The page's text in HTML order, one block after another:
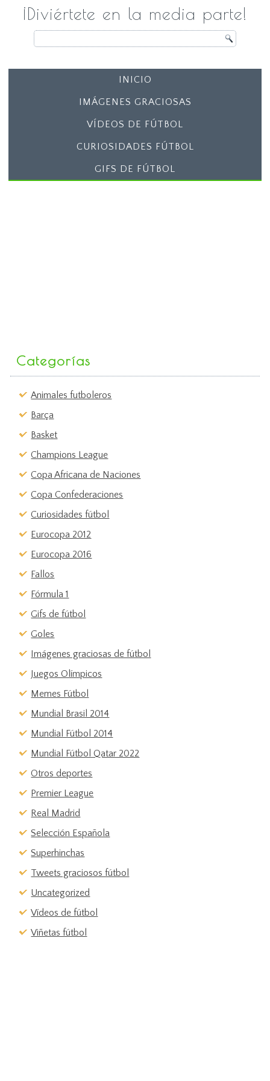
¡Diviértete en la media parte!
INICIO
IMÁGENES GRACIOSAS
VÍDEOS DE FÚTBOL
CURIOSIDADES FÚTBOL
GIFS DE FÚTBOL
Categorías
Animales futboleros
Barça
Basket
Champions League
Copa Africana de Naciones
Copa Confederaciones
Curiosidades fútbol
Eurocopa 2012
Eurocopa 2016
Fallos
Fórmula 1
Gifs de fútbol
Goles
Imágenes graciosas de fútbol
Juegos Olímpicos
Memes Fútbol
Mundial Brasil 2014
Mundial Fútbol 2014
Mundial Fútbol Qatar 2022
Otros deportes
Premier League
Real Madrid
Selección Española
Superhinchas
Tweets graciosos fútbol
Uncategorized
Vídeos de fútbol
Viñetas fútbol